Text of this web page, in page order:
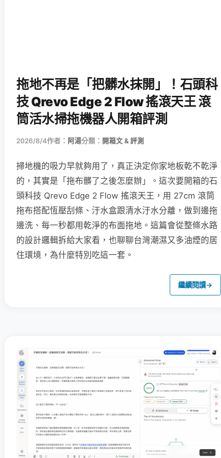
拖地不再是「把髒水抹開」！石頭科
技 Qrevo Edge 2 Flow 搖滾天王 滾
筒活水掃拖機器人開箱評測
2026/8/4作者： 阿湯分類： 開箱文 & 評測
掃地機的吸力早就夠用了，真正決定你家地板乾不乾淨
的，其實是「拖布髒了之後怎麼辦」。這次要開箱的石
頭科技 Qrevo Edge 2 Flow 搖滾天王，用 27cm 滾筒
拖布搭配恆壓刮條、汙水盒跟清水汙水分離，做到邊拖
邊洗、每一秒都用乾淨的布面拖地。這篇會從整條水路
的設計邏輯拆給大家看，也聊聊台灣潮濕又多油煙的居
住環境，為什麼特別吃這一套。
繼續閱讀→